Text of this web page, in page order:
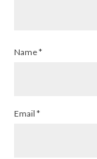
Name*
Email *